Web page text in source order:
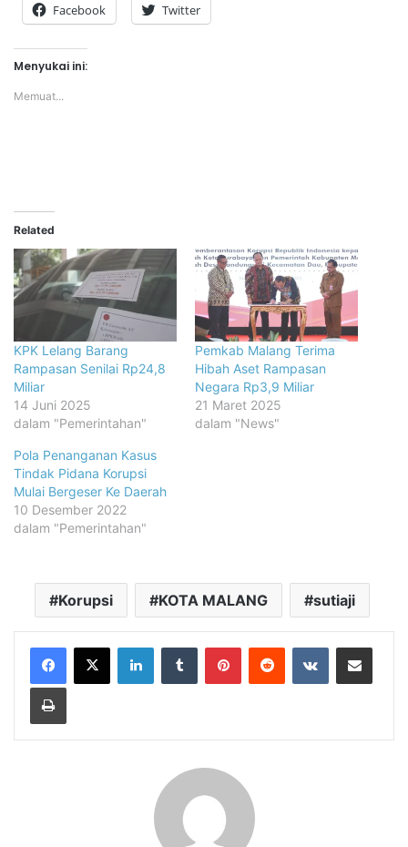
Facebook Twitter
Menyukai ini:
Memuat...
Related
KPK Lelang Barang
Rampasan Senilai Rp24,8
Miliar
14 Juni 2025
dalam "Pemerintahan"
Pemkab Malang Terima
Hibah Aset Rampasan
Negara Rp3,9 Miliar
21 Maret 2025
dalam "News"
Pola Penanganan Kasus
Tindak Pidana Korupsi
Mulai Bergeser Ke Daerah
10 Desember 2022
dalam "Pemerintahan"
Korupsi KOTA MALANG sutiaji
LinkedInTumblr PinterestReddit VKontakteShare via Email
Print